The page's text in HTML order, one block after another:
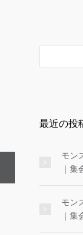
最近の投
モン
｜
モン
｜